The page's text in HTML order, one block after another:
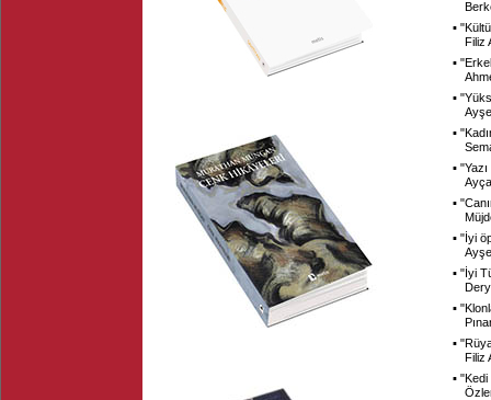
▪ "
Filiz
▪ "
▪ "
▪ "
▪ "
▪ "
▪ "İyi
▪ "İyi
▪ "
▪ "
Filiz
▪ "Kedi